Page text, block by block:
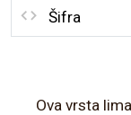
Šifra
Ova vrsta